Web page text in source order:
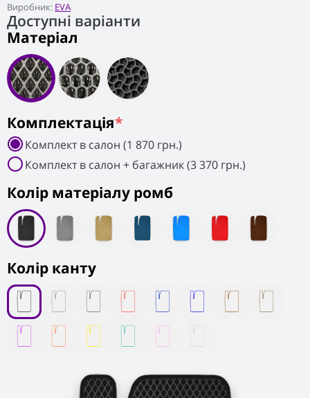
Виробник: EVA
Доступні варіанти
Матеріал
Колiр матеріалу ромб
Колір канту
Комплектація*
Комплект в салон (1 870 грн.)
Комплект в салон + багажник (3 370 грн.)